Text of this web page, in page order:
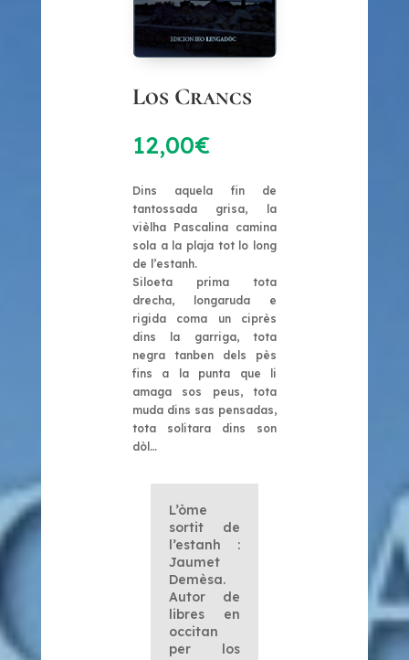
Los Crancs
12,00€
Dins aquela fin de
tantossada grisa, la
vièlha Pascalina camina
sola a la plaja tot lo long
de l’estanh.
Siloeta prima tota
drecha, longaruda e
rigida coma un ciprès
dins la garriga, tota
negra tanben dels pès
fins a la punta que li
amaga sos peus, tota
muda dins sas pensadas,
tota solitara dins son
dòl…
L’òme
sortit de
l’estanh :
Jaumet
Demèsa.
Autor de
libres en
occitan
per los